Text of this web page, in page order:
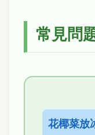
常見問
花椰菜放